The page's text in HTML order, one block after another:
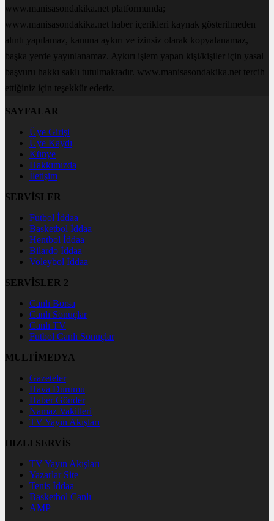
www.manisasondakika.net platformunda;
www.manisasondakika.net haber içerikleri kaynak gösterilmeden
alıntı yapılamaz, kanuna aykırı ve izinsiz olarak kopyalanamaz,
başka yerde yayınlanamaz. Aykırı işlem yapan kişi/kişiler için yasal
başvuru hakkı saklı tutulmaktadır. www.manisasondakika.net tercih
ettiğiniz için teşekkür ederiz.
SAYFALAR
Üye Girişi
Üye Kaydı
Künye
Hakkımızda
İletişim
SERVİSLER
Futbol İddaa
Basketbol İddaa
Hentbol İddaa
Bilardo İddaa
Voleybol İddaa
SERVİSLER 2
Canlı Borsa
Canlı Sonuçlar
Canlı TV
Futbol Canlı Sonuçlar
MULTİMEDYA
Gazeteler
Hava Durumu
Haber Gönder
Namaz Vakitleri
TV Yayın Akışları
HIZLI SERVİS
TV Yayın Akışları
Yazarlar Site
Tenis İddaa
Basketbol Canlı
AMP